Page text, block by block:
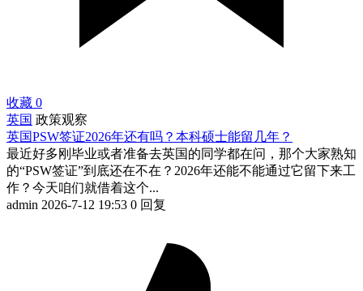
收藏 0
英国 政策观察
英国PSW签证2026年还有吗？本科硕士能留几年？
最近好多刚毕业或者准备去英国的同学都在问，那个大家熟知
的“PSW签证”到底还在不在？2026年还能不能通过它留下来工
作？今天咱们就借着这个...
admin 2026-7-12 19:53 0 回复